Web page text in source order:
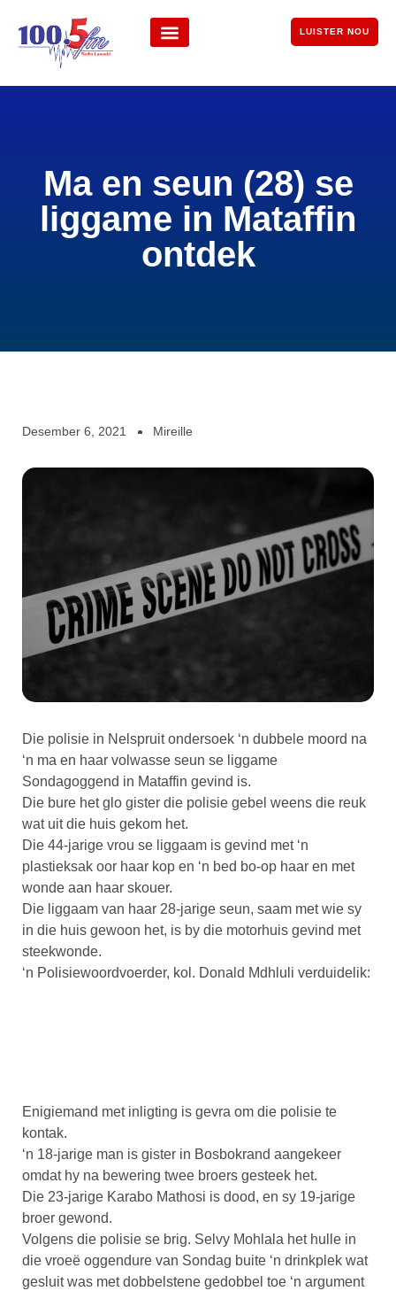
LUISTER NOU
Ma en seun (28) se
liggame in Mataffin
ontdek
Desember 6, 2021 Mireille
Die polisie in Nelspruit ondersoek ‘n dubbele moord na
‘n ma en haar volwasse seun se liggame
Sondagoggend in Mataffin gevind is.
Die bure het glo gister die polisie gebel weens die reuk
wat uit die huis gekom het.
Die 44-jarige vrou se liggaam is gevind met ‘n
plastieksak oor haar kop en ‘n bed bo-op haar en met
wonde aan haar skouer.
Die liggaam van haar 28-jarige seun, saam met wie sy
in die huis gewoon het, is by die motorhuis gevind met
steekwonde.
‘n Polisiewoordvoerder, kol. Donald Mdhluli verduidelik:
Enigiemand met inligting is gevra om die polisie te
kontak.
‘n 18-jarige man is gister in Bosbokrand aangekeer
omdat hy na bewering twee broers gesteek het.
Die 23-jarige Karabo Mathosi is dood, en sy 19-jarige
broer gewond.
Volgens die polisie se brig. Selvy Mohlala het hulle in
die vroeë oggendure van Sondag buite ‘n drinkplek wat
gesluit was met dobbelstene gedobbel toe ‘n argument